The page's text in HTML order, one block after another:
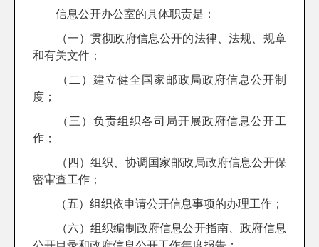
信息公开办公室的具体职责是：
（一）贯彻政府信息公开的法律、法规、规章
和有关文件；
（二）建立健全国家邮政局政府信息公开制
度；
（三）负责组织各司局开展政府信息公开工
作；
（四）组织、协调国家邮政局政府信息公开保
密审查工作；
（五）组织依申请公开信息事项的办理工作；
（六）组织编制政府信息公开指南、政府信息